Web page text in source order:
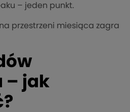
– jeden punkt.
przestrzeni miesiąca zagra
– jak